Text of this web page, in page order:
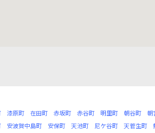
漆原町 在田町 赤坂町 赤谷町 明里町 朝谷町 朝
安波賀中島町 安保町 天池町 尼ケ谷町 天菅生町